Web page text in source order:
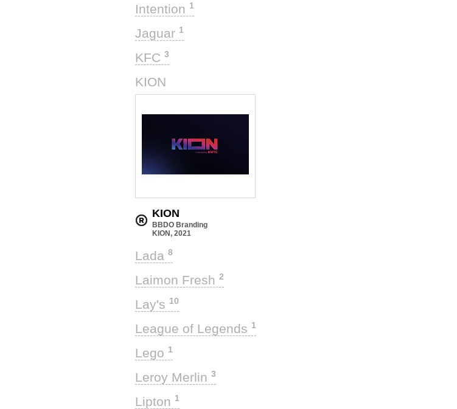
Intention 1
Jaguar 1
KFC 3
KION
KION
BBDO Branding
KION, 2021
Lada 8
Laimon Fresh 2
Lay's 10
League of Legends 1
Lego 1
Leroy Merlin 3
Lipton 1